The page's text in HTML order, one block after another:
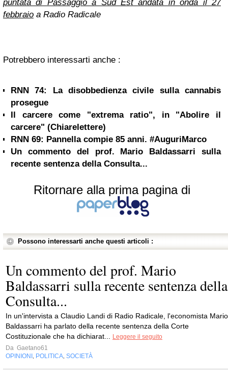
puntata di Passaggio a Sud Est andata in onda il 27
febbraio a Radio Radicale
Potrebbero interessarti anche :
RNN 74: La disobbedienza civile sulla cannabis
prosegue
Il carcere come "extrema ratio", in "Abolire il
carcere" (Chiarelettere)
RNN 69: Pannella compie 85 anni. #AuguriMarco
Un commento del prof. Mario Baldassarri sulla
recente sentenza della Consulta...
Ritornare alla prima pagina di
Possono interessarti anche questi articoli :
Un commento del prof. Mario
Baldassarri sulla recente sentenza della
Consulta...
In un'intervista a Claudio Landi di Radio Radicale, l'economista Mario
Baldassarri ha parlato della recente sentenza della Corte
Costituzionale che ha dichiarat...
Leggere il seguito
Da Gaetano61
OPINIONI
POLITICA SOCIETÀ